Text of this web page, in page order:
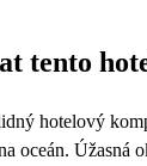
tento
hotelový
oceán. Úžasná